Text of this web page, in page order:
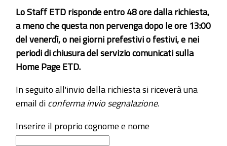
Lo Staff ETD risponde entro 48 ore dalla richiesta,
a meno che questa non pervenga dopo le ore 13:00
del venerdì, o nei giorni prefestivi o festivi, e nei
periodi di chiusura del servizio comunicati sulla
Home Page ETD.
In seguito all'invio della richiesta si riceverà una
email diconferma invio segnalazione.
Inserire il proprio cognome e nome